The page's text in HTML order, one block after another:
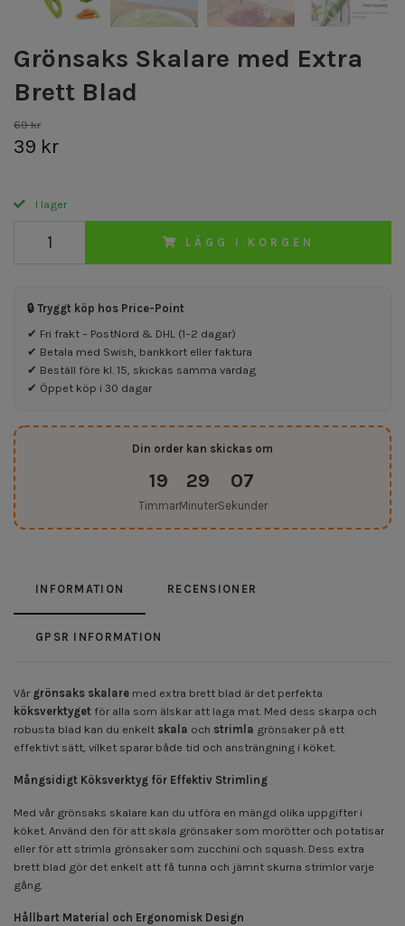
Grönsaks Skalare med Extra
Brett Blad
69 kr
39 kr
I lager
LÄGG I KORGEN
🔒 Tryggt köp hos Price-Point
✔ Fri frakt – PostNord & DHL (1–2 dagar)
✔ Betala med Swish, bankkort eller faktura
✔ Beställ före kl. 15, skickas samma vardag
✔ Öppet köp i 30 dagar
Din order kan skickas om
19
Timmar
29
Minuter
06
Sekunder
INFORMATION RECENSIONER
GPSR INFORMATION
Vår grönsaks skalare med extra brett blad är det perfekta
köksverktyget för alla som älskar att laga mat. Med dess skarpa och
robusta blad kan du enkelt skala och strimla grönsaker på ett
effektivt sätt, vilket sparar både tid och ansträngning i köket.
Mångsidigt Köksverktyg för Effektiv Strimling
Med vår grönsaks skalare kan du utföra en mängd olika uppgifter i
köket. Använd den för att skala grönsaker som morötter och potatisar
eller för att strimla grönsaker som zucchini och squash. Dess extra
brett blad gör det enkelt att få tunna och jämnt skurna strimlor varje
gång.
Hållbart Material och Ergonomisk Design